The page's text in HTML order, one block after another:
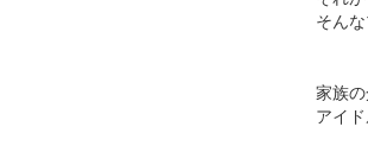
そん
家族
アイ